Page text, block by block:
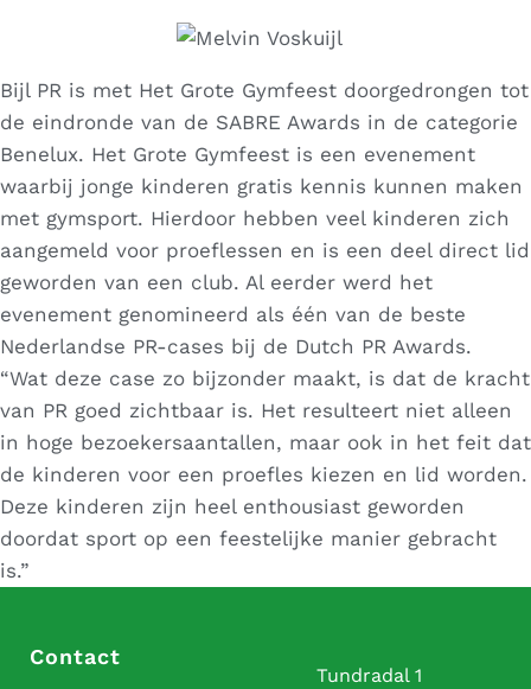
Bijl PR is met Het Grote Gymfeest doorgedrongen tot
de eindronde van de SABRE Awards in de categorie
Benelux. Het Grote Gymfeest is een evenement
waarbij jonge kinderen gratis kennis kunnen maken
met gymsport. Hierdoor hebben veel kinderen zich
aangemeld voor proeflessen en is een deel direct lid
geworden van een club. Al eerder werd het
evenement genomineerd als één van de beste
Nederlandse PR-cases bij de Dutch PR Awards.
“Wat deze case zo bijzonder maakt, is dat de kracht
van PR goed zichtbaar is. Het resulteert niet alleen
in hoge bezoekersaantallen, maar ook in het feit dat
de kinderen voor een proefles kiezen en lid worden.
Deze kinderen zijn heel enthousiast geworden
doordat sport op een feestelijke manier gebracht
is.”
Contact
Tundradal 1